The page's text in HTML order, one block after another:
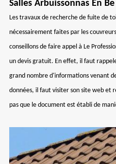
Salles Arbuissonnas En Be
Les travaux de recherche de fuite de
nécessairement faites par les
conseillons de faire appel à Le
un devis gratuit. En effet, il faut
grand nombre d'informations venant
données, il faut visiter son site web et
pas que le document est établi de